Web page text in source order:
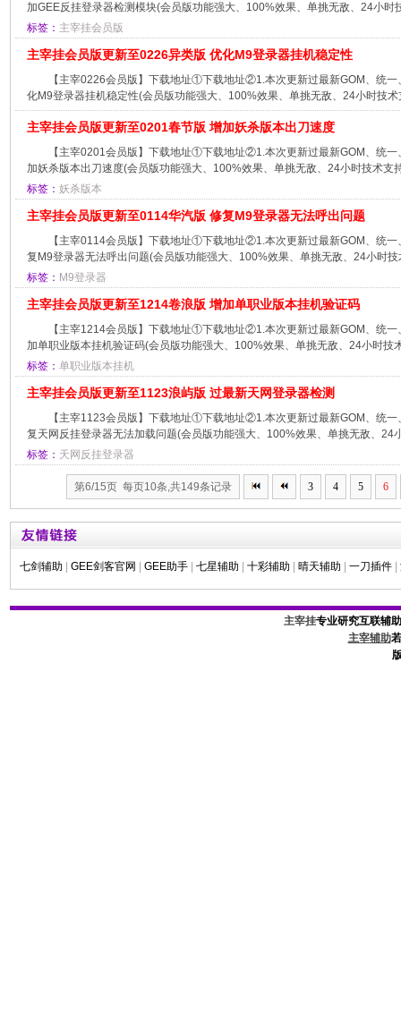
加GEE反挂登录器检测模块(会员版功能强大、100%效果、单挑无敌、24小时
标签： 主宰挂会员版
主宰挂会员版更新至0226异类版 优化M9登录器挂机稳定性
【主宰0226会员版】下载地址①下载地址②1.本次更新过最新GOM、统
化M9登录器挂机稳定性(会员版功能强大、100%效果、单挑无敌、24小时技
主宰挂会员版更新至0201春节版 增加妖杀版本出刀速度
【主宰0201会员版】下载地址①下载地址②1.本次更新过最新GOM、统
加妖杀版本出刀速度(会员版功能强大、100%效果、单挑无敌、24小时技术支
标签： 妖杀版本
主宰挂会员版更新至0114华汽版 修复M9登录器无法呼出问题
【主宰0114会员版】下载地址①下载地址②1.本次更新过最新GOM、统
复M9登录器无法呼出问题(会员版功能强大、100%效果、单挑无敌、24小时
标签： M9登录器
主宰挂会员版更新至1214卷浪版 增加单职业版本挂机验证码
【主宰1214会员版】下载地址①下载地址②1.本次更新过最新GOM、统
加单职业版本挂机验证码(会员版功能强大、100%效果、单挑无敌、24小时技
标签： 单职业版本挂机
主宰挂会员版更新至1123浪屿版 过最新天网登录器检测
【主宰1123会员版】下载地址①下载地址②1.本次更新过最新GOM、统
复天网反挂登录器无法加载问题(会员版功能强大、100%效果、单挑无敌、24
标签： 天网反挂登录器
第6/15页 每页10条,共149条记录 3 4 5 6
七剑辅助 GEE剑客官网 GEE助手 七星辅助 十彩辅助 晴天辅助 一刀插件
主宰挂专业研究互联辅
主宰辅助